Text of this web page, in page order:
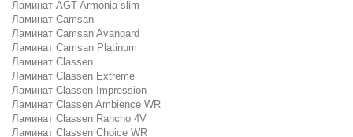
Ламинат AGT Armonia slim
Ламинат Camsan
Ламинат Camsan Avangard
Ламинат Camsan Platinum
Ламинат Classen
Ламинат Classen Extreme
Ламинат Classen Impression
Ламинат Classen Ambience WR
Ламинат Classen Rancho 4V
Ламинат Classen Choice WR